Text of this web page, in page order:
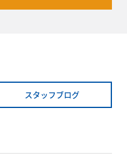
スタッフブログ